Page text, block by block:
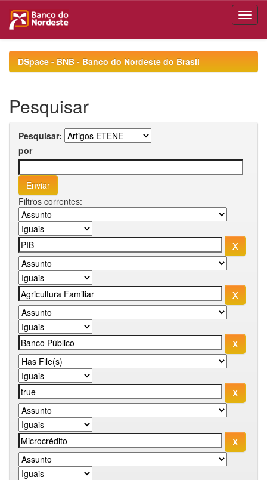
navigationDSpace - BNB - Banco do Nordeste do Brasil
Pesquisar
Pesquisar:
por
Filtros correntes: